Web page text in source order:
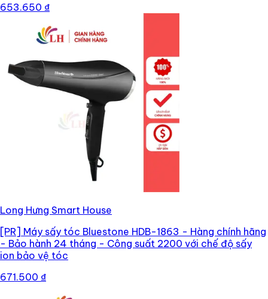
653.650 ₫
Long Hưng Smart House
[PR] Máy sấy tóc Bluestone HDB-1863 - Hàng chính hãng
- Bảo hành 24 tháng - Công suất 2200 với chế độ sấy
ion bảo vệ tóc
671.500 ₫